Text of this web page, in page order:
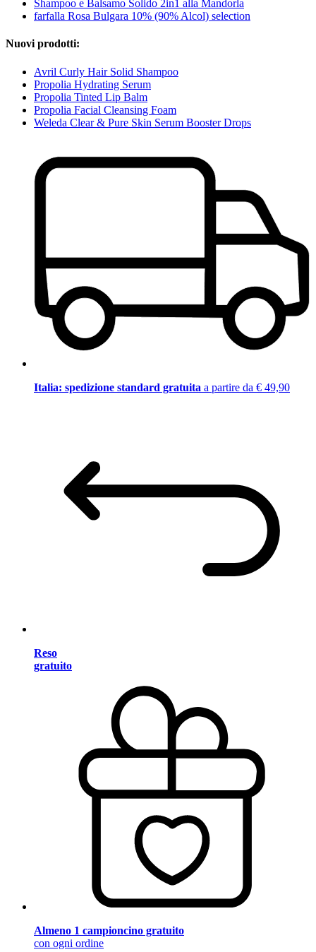
Shampoo e Balsamo Solido 2in1 alla Mandorla
farfalla Rosa Bulgara 10% (90% Alcol) selection
Nuovi prodotti:
Avril Curly Hair Solid Shampoo
Propolia Hydrating Serum
Propolia Tinted Lip Balm
Propolia Facial Cleansing Foam
Weleda Clear & Pure Skin Serum Booster Drops
Italia: spedizione standard gratuita a partire da € 49,90
Reso
gratuito
Almeno 1 campioncino gratuito
con ogni ordine